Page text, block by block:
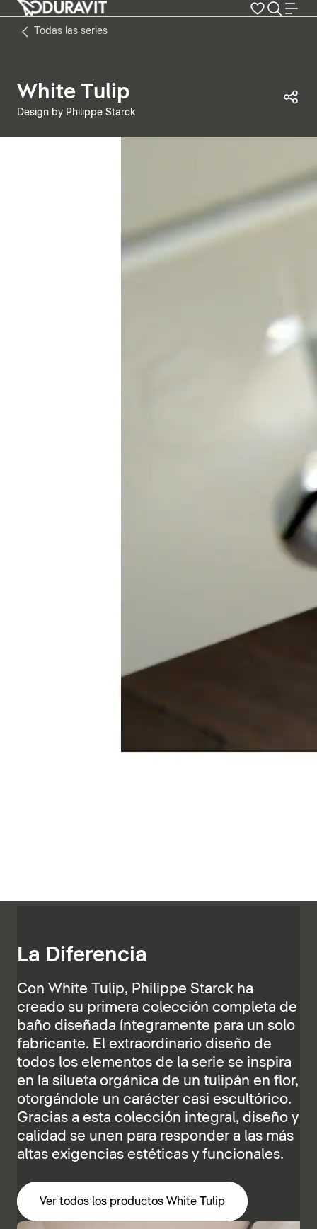
Todas las series
White Tulip
Design by Philippe Starck
La Diferencia
Con White Tulip, Philippe Starck ha
creado su primera colección completa de
baño diseñada íntegramente para un solo
fabricante. El extraordinario diseño de
todos los elementos de la serie se inspira
en la silueta orgánica de un tulipán en flor,
otorgándole un carácter casi escultórico.
Gracias a esta colección integral, diseño y
calidad se unen para responder a las más
altas exigencias estéticas y funcionales.
Ver todos los productos White Tulip